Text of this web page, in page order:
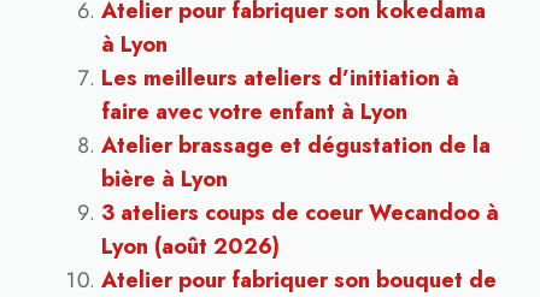
Atelier pour fabriquer son kokedama
à Lyon
Les meilleurs ateliers d’initiation à
faire avec votre enfant à Lyon
Atelier brassage et dégustation de la
bière à Lyon
3 ateliers coups de coeur Wecandoo à
Lyon (août 2026)
Atelier pour fabriquer son bouquet de